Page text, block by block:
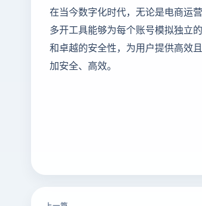
在当今数字化时代，无论是电商运
多开工具能够为每个账号模拟独立
和卓越的安全性，为用户提供高效
加安全、高效。